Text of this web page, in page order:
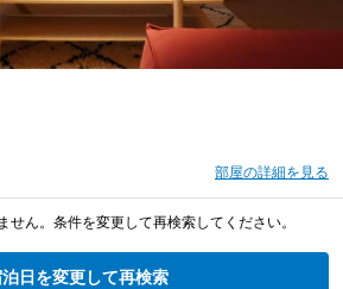
部屋の詳細を見る
せん。条件を変更して再検索してください。
日を変更して再検索